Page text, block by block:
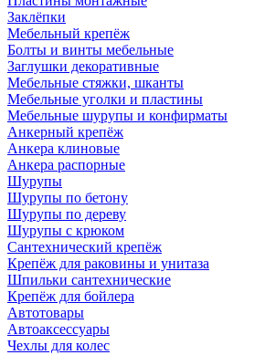
Заклёпки
Мебельный крепёж
Болты и винты мебельные
Заглушки декоративные
Мебельные стяжки, шканты
Мебельные уголки и пластины
Мебельные шурупы и конфирматы
Анкерный крепёж
Анкера клиновые
Анкера распорные
Шурупы
Шурупы по бетону
Шурупы по дереву
Шурупы с крюком
Сантехнический крепёж
Крепёж для раковины и унитаза
Шпильки сантехнические
Крепёж для бойлера
Автотовары
Автоаксессуары
Чехлы для колес